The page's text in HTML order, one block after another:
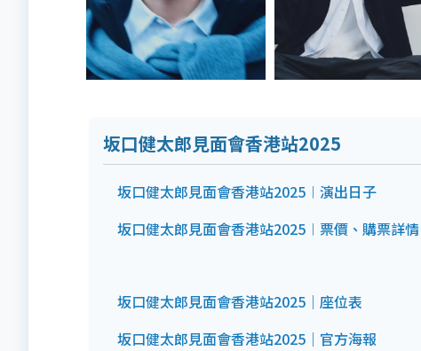
坂口健太郎見面會香港站2025
坂口健太郎見面會香港站2025︱演出日子
坂口健太郎見面會香港站2025︱票價、購票詳情
坂口健太郎見面會香港站2025｜座位表
坂口健太郎見面會香港站2025｜官方海報